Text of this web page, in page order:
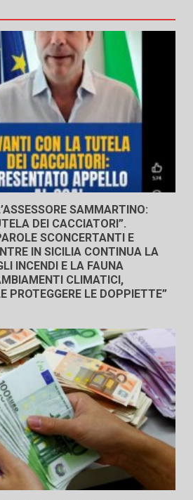
SAMMARTINO:
DEI CACCIATORI”.
SCONCERTANTI E
IN SICILIA CONTINUA LA
INCENDI E LA FAUNA
CLIMATICI,
PROTEGGERE LE DOPPIETTE”